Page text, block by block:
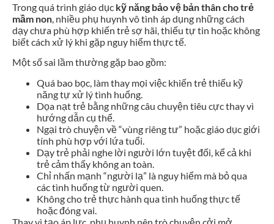
Trong quá trình giáo dục kỹ năng bảo vệ bản thân cho trẻ
mầm non , nhiều phụ huynh vô tình áp dụng những cách
dạy chưa phù hợp khiến trẻ sợ hãi, thiếu tự tin hoặc không
biết cách xử lý khi gặp nguy hiểm thực tế.
Một số sai lầm thường gặp bao gồm:
Quá bao bọc, làm thay mọi việc khiến trẻ thiếu kỹ
năng tự xử lý tình huống.
Dọa nạt trẻ bằng những câu chuyện tiêu cực thay vì
hướng dẫn cụ thể.
Ngại trò chuyện về “vùng riêng tư” hoặc giáo dục giới
tính phù hợp với lứa tuổi.
Dạy trẻ phải nghe lời người lớn tuyệt đối, kể cả khi
trẻ cảm thấy không an toàn.
Chỉ nhấn mạnh “người lạ” là nguy hiểm mà bỏ qua
các tình huống từ người quen.
Không cho trẻ thực hành qua tình huống thực tế
hoặc đóng vai.
Thay vì tạo áp lực, phụ huynh nên trò chuyện cởi mở,